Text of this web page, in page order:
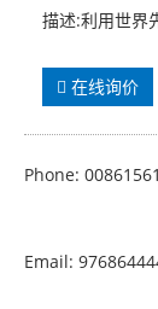
描述:利用世界
在线询价
Phone:
Email: